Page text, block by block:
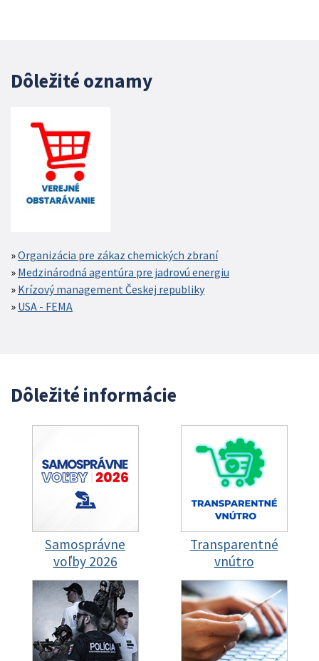
Dôležité oznamy
Organizácia pre zákaz chemických zbraní
Medzinárodná agentúra pre jadrovú energiu
Krízový management Českej republiky
USA - FEMA
Dôležité informácie
Samosprávne
voľby 2026
Transparentné
vnútro